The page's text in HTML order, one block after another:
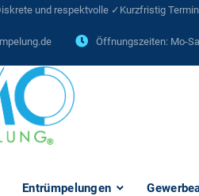
und respektvolle ✓Kurzfristig
Öffnungszeiten: Mo-
Entrümpelungen